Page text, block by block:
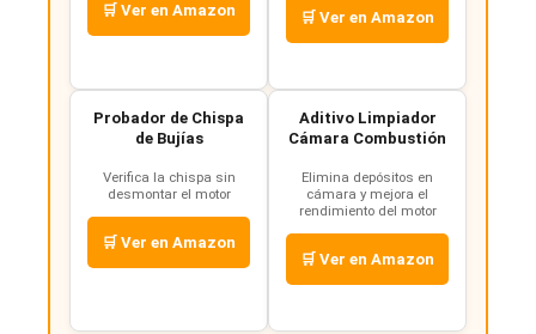
🛒 Ver en Amazon 🛒 Ver en Amazon
Probador de Chispa
de Bujías
Verifica la chispa sin
desmontar el motor
🛒 Ver en Amazon
Aditivo Limpiador
Cámara Combustión
Elimina depósitos en
cámara y mejora el
rendimiento del motor
🛒 Ver en Amazon